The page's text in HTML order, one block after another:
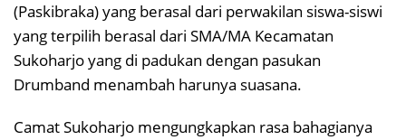
(Paskibraka) yang berasal dari perwakilan siswa-siswi
yang terpilih berasal dari SMA/MA Kecamatan
Sukoharjo yang di padukan dengan pasukan
Drumband menambah harunya suasana.
Camat Sukoharjo mengungkapkan rasa bahagianya